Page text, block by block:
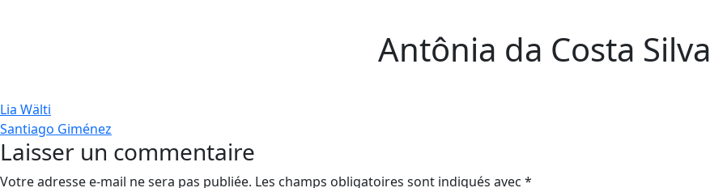
Antônia da Costa Silva
Navigation
de
l’article
Lia Wälti
Santiago Giménez
Laisser un commentaire
Votre adresse e-mail ne sera pas publiée. Les champs obligatoires sont indiqués avec *